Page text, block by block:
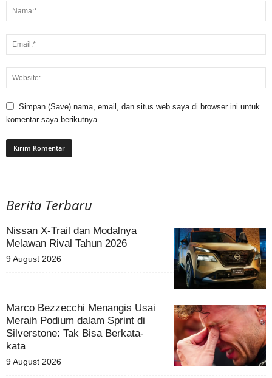
Simpan (Save) nama, email, dan situs web saya di browser ini untuk
komentar saya berikutnya.
Berita Terbaru
Nissan X-Trail dan Modalnya
Melawan Rival Tahun 2026
9 August 2026
Marco Bezzecchi Menangis Usai
Meraih Podium dalam Sprint di
Silverstone: Tak Bisa Berkata-
kata
9 August 2026